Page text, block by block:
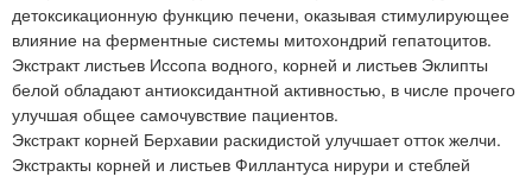
детоксикационную функцию печени, оказывая стимулирующее
влияние на ферментные системы митохондрий гепатоцитов.
Экстракт листьев Иссопа водного, корней и листьев Эклипты
белой обладают антиоксидантной активностью, в числе прочего
улучшая общее самочувствие пациентов.
Экстракт корней Берхавии раскидистой улучшает отток желчи.
Экстракты корней и листьев Филлантуса нирури и стеблей